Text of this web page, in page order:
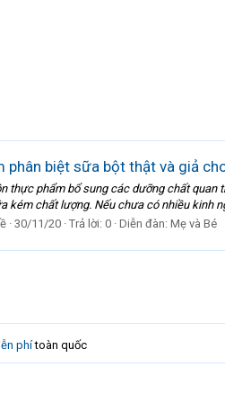
phân biệt sữa bột thật và giả
thực phẩm bổ sung các dưỡng chất
kém chất lượng. Nếu chưa có nhiều kinh
30/11/20 Trả lời: 0 Diễn đàn: Mẹ và Bé
phítoàn quốc